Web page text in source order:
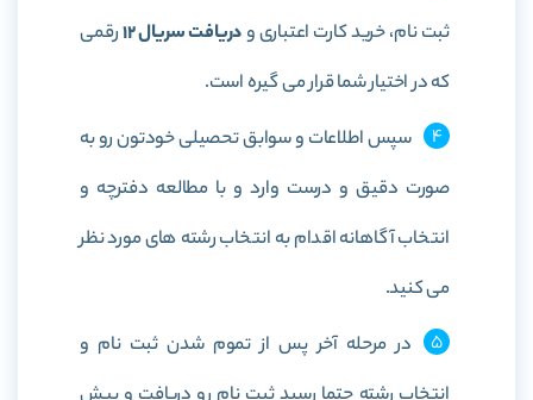
ثبت نام، خرید کارت اعتباری ودریافت سریال 12 رقمی
که در اختیار شما قرار می گیره است.
سپس اطلاعات و سوابق تحصیلی خودتون رو به
صورت دقیق و درست وارد و با مطالعه دفترچه و
انتخاب آگاهانه اقدام به انتخاب رشته های مورد نظر
می کنید.
در مرحله آخر پس از تموم شدن ثبت نام و